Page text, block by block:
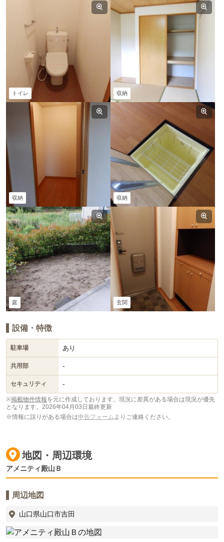
トイレ 収納
収納 収納
庭 玄関
設備・特徴
駐車場 あり
共用部 -
セキュリティ -
※掲載物件情報を元に作成しております。現況に差異がある場合は現況が優先
となります。 2026年04月03日最終更新
※情報に誤りがある場合は申告フォーム よりご連絡ください。
地図・周辺環境
アメニティ殿山Ｂ
周辺地図
山口県山口市吉田